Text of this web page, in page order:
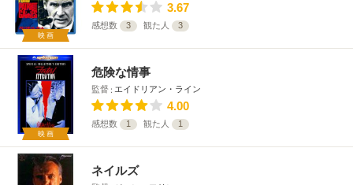
映画
3.67
感想数 3 観た人 3
映画
危険な情事
監督 エイドリアン・ライン
4.00
感想数 1 観た人 1
ネイルズ